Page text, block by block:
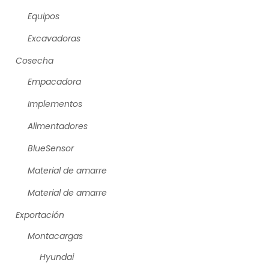
Equipos
Excavadoras
Cosecha
Empacadora
Implementos
Alimentadores
BlueSensor
Material de amarre
Material de amarre
Exportación
Montacargas
Hyundai